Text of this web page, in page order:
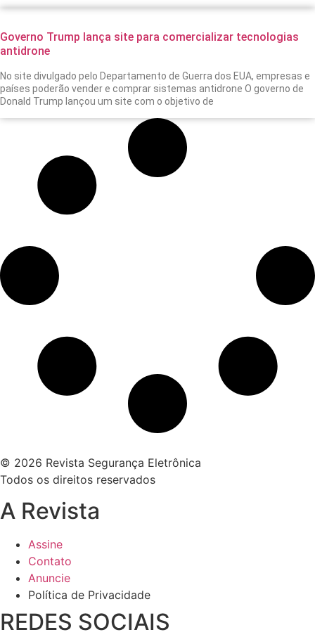
Governo Trump lança site para comercializar tecnologias
antidrone
No site divulgado pelo Departamento de Guerra dos EUA, empresas e
países poderão vender e comprar sistemas antidrone O governo de
Donald Trump lançou um site com o objetivo de
© 2026 Revista Segurança Eletrônica
Todos os direitos reservados
A Revista
Assine
Contato
Anuncie
Política de Privacidade
REDES SOCIAIS